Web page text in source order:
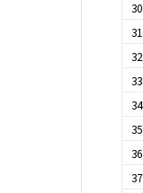
30
31
32
33
34
35
36
37